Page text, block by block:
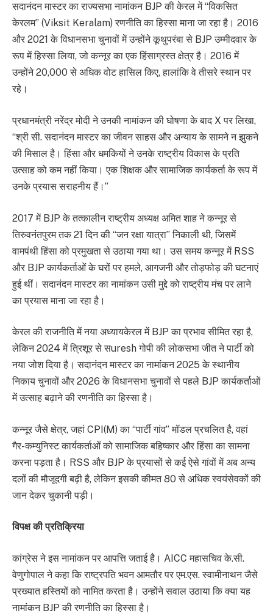
सदानंदन मास्टर का राज्यसभा नामांकन BJP की केरल में “विकसित
केरलम” (Viksit Keralam) रणनीति का हिस्सा माना जा रहा है। 2016
और 2021 के विधानसभा चुनावों में उन्होंने कूथुपरंबा से BJP उम्मीदवार के
रूप में हिस्सा लिया, जो कन्नूर का एक हिंसाग्रस्त क्षेत्र है। 2016 में
उन्होंने 20,000 से अधिक वोट हासिल किए, हालांकि वे तीसरे स्थान पर
रहे।
प्रधानमंत्री नरेंद्र मोदी ने उनकी नामांकन की घोषणा के बाद X पर लिखा,
“श्री सी. सदानंदन मास्टर का जीवन साहस और अन्याय के सामने न झुकने
की मिसाल है। हिंसा और धमकियों ने उनके राष्ट्रीय विकास के प्रति
उत्साह को कम नहीं किया। एक शिक्षक और सामाजिक कार्यकर्ता के रूप में
उनके प्रयास सराहनीय हैं।”
2017 में BJP के तत्कालीन राष्ट्रीय अध्यक्ष अमित शाह ने कन्नूर से
तिरुवनंतपुरम तक 21 दिन की “जन रक्षा यात्रा” निकाली थी, जिसमें
वामपंथी हिंसा को प्रमुखता से उठाया गया था। उस समय कन्नूर में RSS
और BJP कार्यकर्ताओं के घरों पर हमले, आगजनी और तोड़फोड़ की घटनाएं
हुई थीं। सदानंदन मास्टर का नामांकन उसी मुद्दे को राष्ट्रीय मंच पर लाने
का प्रयास माना जा रहा है।
केरल की राजनीति में नया अध्यायकेरल में BJP का प्रभाव सीमित रहा है,
लेकिन 2024 में त्रिशूर से सuresh गोपी की लोकसभा जीत ने पार्टी को
नया जोश दिया है। सदानंदन मास्टर का नामांकन 2025 के स्थानीय
निकाय चुनावों और 2026 के विधानसभा चुनावों से पहले BJP कार्यकर्ताओं
में उत्साह बढ़ाने की रणनीति का हिस्सा है।
कन्नूर जैसे क्षेत्र, जहां CPI(M) का “पार्टी गांव” मॉडल प्रचलित है, वहां
गैर-कम्युनिस्ट कार्यकर्ताओं को सामाजिक बहिष्कार और हिंसा का सामना
करना पड़ता है। RSS और BJP के प्रयासों से कई ऐसे गांवों में अब अन्य
दलों की मौजूदगी बढ़ी है, लेकिन इसकी कीमत 80 से अधिक स्वयंसेवकों की
जान देकर चुकानी पड़ी।
विपक्ष की प्रतिक्रिया
कांग्रेस ने इस नामांकन पर आपत्ति जताई है। AICC महासचिव के.सी.
वेणुगोपाल ने कहा कि राष्ट्रपति भवन आमतौर पर एम.एस. स्वामीनाथन जैसे
प्रख्यात हस्तियों को नामित करता है। उन्होंने सवाल उठाया कि क्या यह
नामांकन BJP की रणनीति का हिस्सा है।